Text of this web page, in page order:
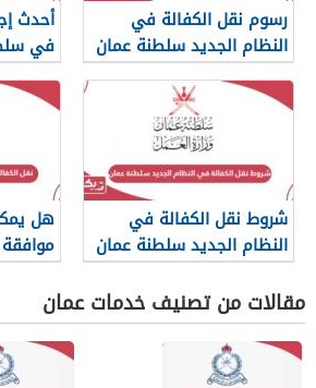
رسوم نقل الكفالة في
النظام الجديد سلطنة عمان
2026
أحدث
في
شروط نقل الكفالة في
النظام الجديد سلطنة عمان
2026
هل
عمان؟
مقالات من تصنيف خدمات عمان